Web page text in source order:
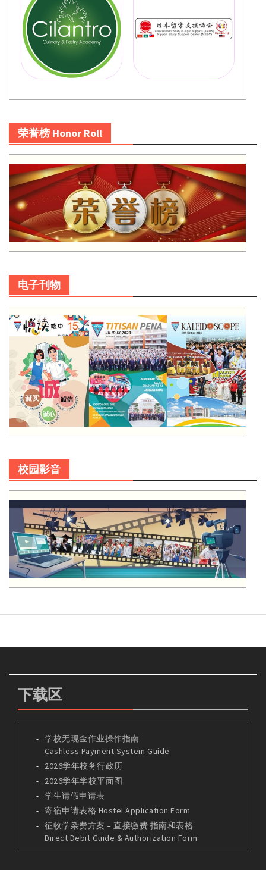
荣誉榜 Honor Roll
电子刊物
校园影音
下载区
学校无现金作业操作指南
Cashless Payment System Guide
2026学年校务行政历
2026学年学校平面图
学生请假申请表
寄宿申请表格 Hostel Application Form
征收学杂费方案 – 直接缴费 指南和表格
Direct Debit Guide & Authorization Form